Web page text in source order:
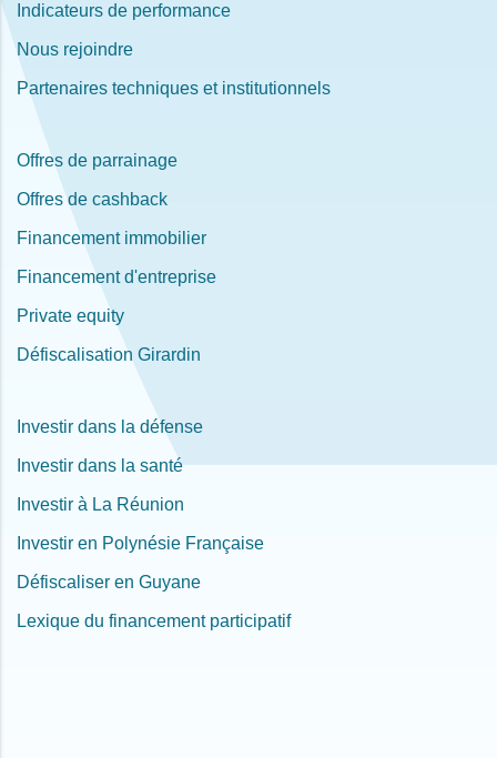
Indicateurs de performance
Nous rejoindre
Partenaires techniques et institutionnels
Offres de parrainage
Offres de cashback
Financement immobilier
Financement d'entreprise
Private equity
Défiscalisation Girardin
Investir dans la défense
Investir dans la santé
Investir à La Réunion
Investir en Polynésie Française
Défiscaliser en Guyane
Lexique du financement participatif